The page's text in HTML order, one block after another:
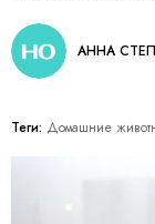
АННА
Теги: Домашние